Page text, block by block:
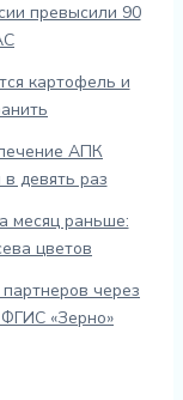
превысили 90
картофель и
АПК
девять раз
месяц раньше:
цветов
через
«Зерно»